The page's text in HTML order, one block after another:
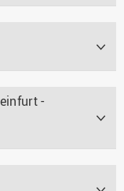
-